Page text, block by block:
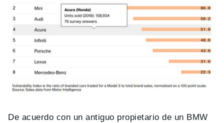
De acuerdo con un antiguo propietario de un BMW